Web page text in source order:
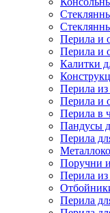
Перила и
Перила и
Калитки
Перила из
Перила и
Перила в
Пандусы
Перила
Поручни
Перила
Перила